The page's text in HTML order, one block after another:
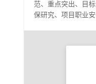
范、重点突出、目
保研究、项目职业